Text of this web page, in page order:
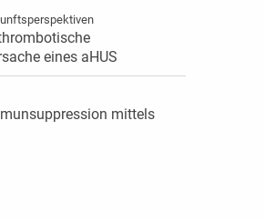
eines aHUS
mittels